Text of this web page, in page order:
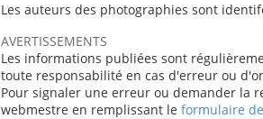
Les auteurs des photographies sont
AVERTISSEMENTS
Les informations publiées sont
toute responsabilité en cas d'erreur ou
Pour signaler une erreur ou demander la
webmestre en remplissant le formulaire